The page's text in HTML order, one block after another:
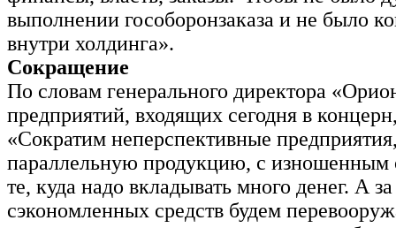
выполнении гособоронзаказа и не было
внутри холдинга».
Сокращение
По словам генерального директора
предприятий, входящих сегодня в
«Сократим неперспективные
параллельную продукцию, с изношенным
те, куда надо вкладывать много денег. А за
сэкономленных средств будем